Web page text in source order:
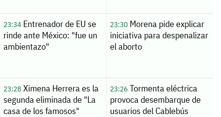
23:34Entrenador de EU se
rinde ante México: "fue un
ambientazo"
23:30Morena pide explicar
iniciativa para despenalizar
el aborto
23:28Ximena Herrera es la
segunda eliminada de "La
casa de los famosos"
23:26Tormenta eléctrica
provoca desembarque de
usuarios del Cablebús